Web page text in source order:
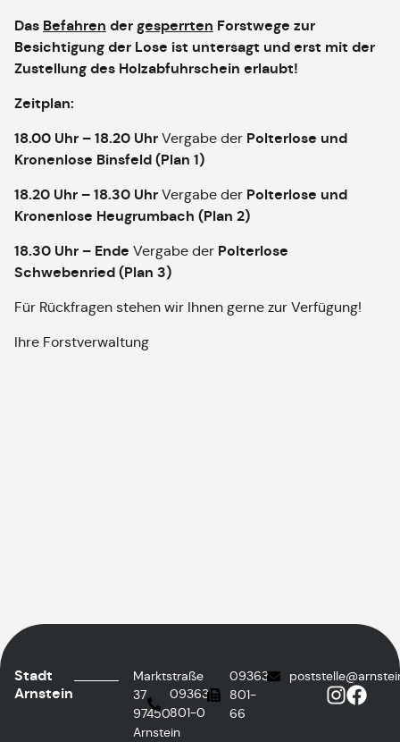
Das Befahren dergesperrten Forstwege zur
Besichtigung der Lose ist untersagt und erst mit der
Zustellung des Holzabfuhrschein erlaubt!
Zeitplan:
18.00 Uhr – 18.20 Uhr Vergabe der Polterlose und
Kronenlose Binsfeld (Plan 1)
18.20 Uhr – 18.30 Uhr Vergabe der Polterlose und
Kronenlose Heugrumbach (Plan 2)
18.30 Uhr – Ende Vergabe der Polterlose
Schwebenried (Plan 3)
Für Rückfragen stehen wir Ihnen gerne zur Verfügung!
Ihre Forstverwaltung
Stadt
Arnstein
Marktstraße
37
97450
Arnstein
09363
801-0
09363
801-
66